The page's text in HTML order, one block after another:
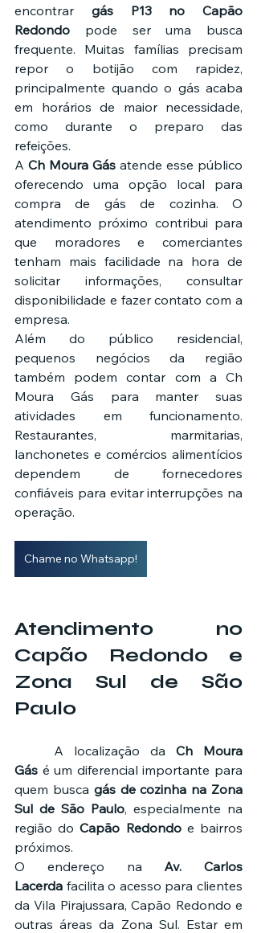
encontrar gás P13 no Capão
Redondo pode ser uma busca
frequente. Muitas famílias precisam
repor o botijão com rapidez,
principalmente quando o gás acaba
em horários de maior necessidade,
como durante o preparo das
refeições.
A Ch Moura Gás atende esse público
oferecendo uma opção local para
compra de gás de cozinha. O
atendimento próximo contribui para
que moradores e comerciantes
tenham mais facilidade na hora de
solicitar informações, consultar
disponibilidade e fazer contato com a
empresa.
Além do público residencial,
pequenos negócios da região
também podem contar com a Ch
Moura Gás para manter suas
atividades em funcionamento.
Restaurantes, marmitarias,
lanchonetes e comércios alimentícios
dependem de fornecedores
confiáveis para evitar interrupções na
operação.
Chame no Whatsapp!
Atendimento no
Capão Redondo e
Zona Sul de São
Paulo
	A localização da
Ch Moura
Gás é um diferencial importante para
quem busca gás de cozinha na Zona
Sul de São Paulo, especialmente na
região do Capão Redondo e bairros
próximos.
O endereço na Av. Carlos
Lacerda facilita o acesso para clientes
da Vila Pirajussara, Capão Redondo e
outras áreas da Zona Sul. Estar em